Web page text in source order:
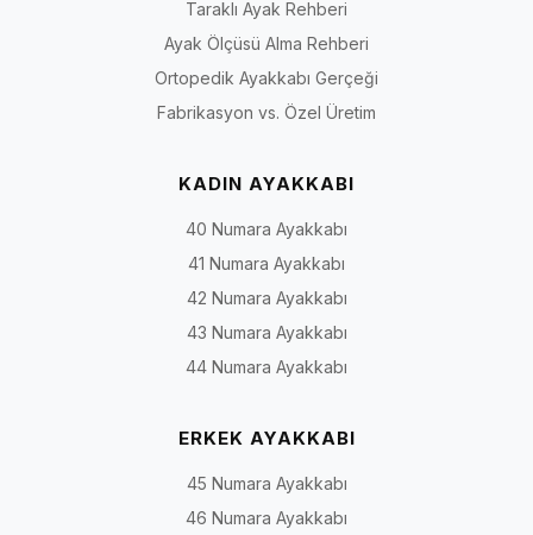
Taraklı Ayak Rehberi
Ayak Ölçüsü Alma Rehberi
Ortopedik Ayakkabı Gerçeği
Fabrikasyon vs. Özel Üretim
KADIN AYAKKABI
40 Numara Ayakkabı
41 Numara Ayakkabı
42 Numara Ayakkabı
43 Numara Ayakkabı
44 Numara Ayakkabı
ERKEK AYAKKABI
45 Numara Ayakkabı
46 Numara Ayakkabı